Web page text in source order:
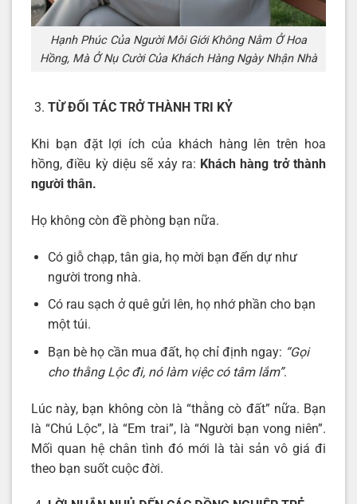
Hạnh Phúc Của Người Môi Giới Không Nằm Ở Hoa
Hồng, Mà Ở Nụ Cười Của Khách Hàng Ngày Nhận Nhà
TỪ ĐỐI TÁC TRỞ THÀNH TRI KỶ
Khi bạn đặt lợi ích của khách hàng lên trên hoa
hồng, điều kỳ diệu sẽ xảy ra: Khách hàng trở thành
người thân.
Họ không còn đề phòng bạn nữa.
Có giỗ chạp, tân gia, họ mời bạn đến dự như
người trong nhà.
Có rau sạch ở quê gửi lên, họ nhớ phần cho bạn
một túi.
Bạn bè họ cần mua đất, họ chỉ định ngay: “Gọi
cho thằng Lộc đi, nó làm việc có tâm lắm”.
Lúc này, bạn không còn là “thằng cò đất” nữa. Bạn
là “Chú Lộc”, là “Em trai”, là “Người bạn vong niên”.
Mối quan hệ chân tình đó mới là tài sản vô giá đi
theo bạn suốt cuộc đời.